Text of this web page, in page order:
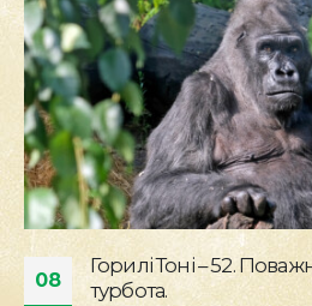
08
Горилі Тоні – 52.
турбота.